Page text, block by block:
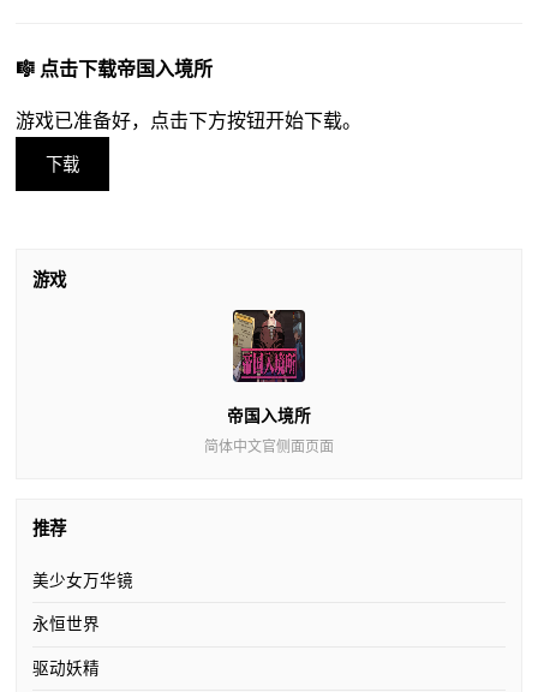
🎼 点击下载帝国入境所
游戏已准备好，点击下方按钮开始下载。
下载
游戏
帝国入境所
简体中文官侧面页面
推荐
美少女万华镜
永恒世界
驱动妖精